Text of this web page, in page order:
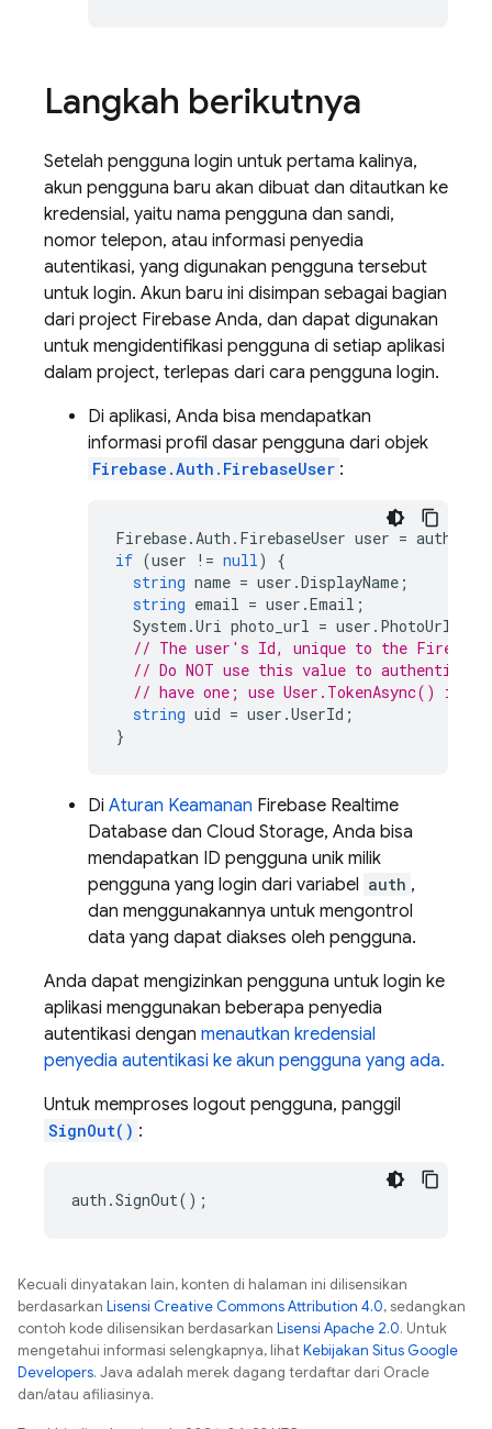
Langkah berikutnya
Setelah pengguna login untuk pertama kalinya,
akun pengguna baru akan dibuat dan ditautkan ke
kredensial, yaitu nama pengguna dan sandi,
nomor telepon, atau informasi penyedia
autentikasi, yang digunakan pengguna tersebut
untuk login. Akun baru ini disimpan sebagai bagian
dari project Firebase Anda, dan dapat digunakan
untuk mengidentifikasi pengguna di setiap aplikasi
dalam project, terlepas dari cara pengguna login.
Di aplikasi, Anda bisa mendapatkan
informasi profil dasar pengguna dari objek
Firebase.Auth.FirebaseUser :
Firebase.Auth . FirebaseUser user = auth
if (user != null)
{
string name = user .DisplayName ;
string email = user .Email ;
System .Uri photo_url = user . PhotoUrl
// The user's Id, unique to the
// Do NOT use this value to
// have one; use User.TokenAsync()
string uid = user .UserId ;
}
Di Aturan Keamanan Firebase Realtime
Database dan Cloud Storage, Anda bisa
mendapatkan ID pengguna unik milik
pengguna yang login dari variabel auth ,
dan menggunakannya untuk mengontrol
data yang dapat diakses oleh pengguna.
Anda dapat mengizinkan pengguna untuk login ke
aplikasi menggunakan beberapa penyedia
autentikasi dengan menautkan kredensial
penyedia autentikasi ke akun pengguna yang ada.
Untuk memproses logout pengguna, panggil
SignOut() :
auth .SignOut();
Kecuali dinyatakan lain, konten di halaman ini dilisensikan
berdasarkan Lisensi Creative Commons Attribution 4.0, sedangkan
contoh kode dilisensikan berdasarkan Lisensi Apache 2.0. Untuk
mengetahui informasi selengkapnya, lihatKebijakan Situs Google
Developers. Java adalah merek dagang terdaftar dari Oracle
dan/atau afiliasinya.